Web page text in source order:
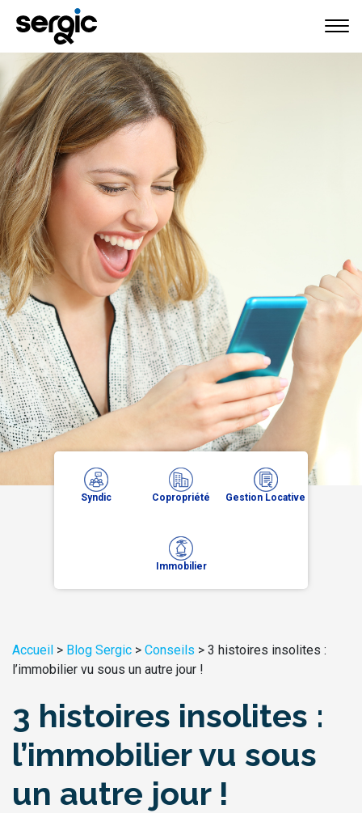
Syndic Copropriété Gestion Locative
Immobilier
Accueil > Blog Sergic > Conseils > 3 histoires insolites :
l’immobilier vu sous un autre jour !
3 histoires insolites :
l’immobilier vu sous
un autre jour !